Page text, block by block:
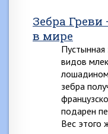
Зебра
в мире
Пустынная
видов
зебра
подарен
Вес этого